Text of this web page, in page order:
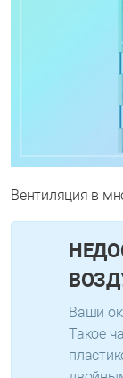
Вентиляция в
Ваши
Такое